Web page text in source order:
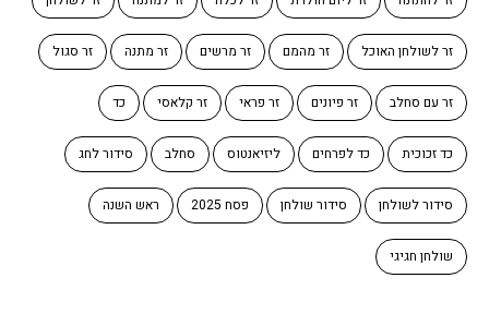
זר לשולחן האוכל זר מהמם זר מרשים זר מתנה זר סגול
זר עם סחלב זר פיונים זר פראי זר קלאסי כד
כד זכוכית כד לפרחים ליזיאנטוס סחלב סידור לחג
סידור לשולחן סידור שולחן פסח 2025 ראש השנה
שולחן חגיגי